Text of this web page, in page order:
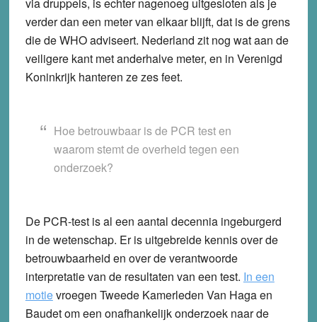
verder dan een meter van elkaar blijft, dat is de grens
die de WHO adviseert. Nederland zit nog wat aan de
veiligere kant met anderhalve meter, en in Verenigd
Koninkrijk hanteren ze zes feet.
Hoe betrouwbaar is de PCR test en
waarom stemt de overheid tegen een
onderzoek?
De PCR-test is al een aantal decennia ingeburgerd
in de wetenschap. Er is uitgebreide kennis over de
betrouwbaarheid en over de verantwoorde
interpretatie van de resultaten van een test. In een
motievroegen Tweede Kamerleden Van Haga en
Baudet om een onafhankelijk onderzoek naar de